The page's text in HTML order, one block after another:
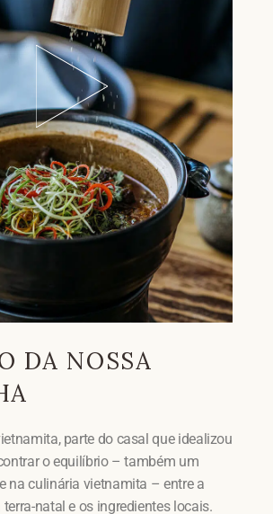
DA NOSSA
parte do casal que idealizou
o equilíbrio – também um
na culinária vietnamita – entre a
natal e os ingredientes locais.